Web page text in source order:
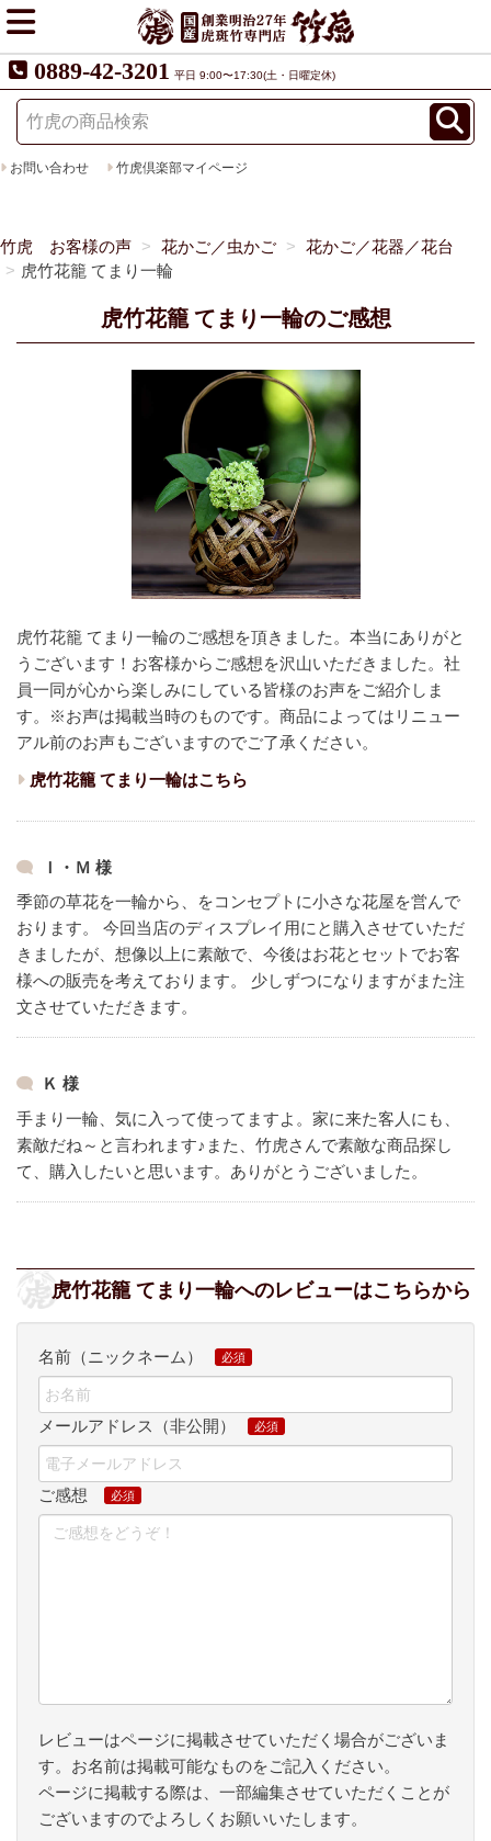
0889-42-3201 平日 9:00〜17:30(土・日曜定休)
お問い合わせ 竹虎倶楽部マイページ
竹虎 お客様の声 花かご／虫かご
花かご／花器／花台
虎竹花籠 てまり一輪
虎竹花籠 てまり一輪のご感想
虎竹花籠 てまり一輪のご感想を頂きました。本当にありがと
うございます！ お客様からご感想を沢山いただきました。 社
員一同が心から楽しみにしている皆様のお声をご紹介しま
す。
※お声は掲載当時のものです。商品によってはリニュー
アル前のお声もございますのでご了承ください。
虎竹花籠 てまり一輪はこちら
Ｉ・Ｍ 様
季節の草花を一輪から、をコンセプトに小さな花屋を営んで
おります。
今回当店のディスプレイ用にと購入させていただ
きましたが、想像以上に素敵で、今後はお花とセットでお客
様への販売を考えております。
少しずつになりますがまた注
文させていただきます。
Ｋ 様
手まり一輪、気に入って使ってますよ。 家に来た客人にも、
素敵だね～と言われます♪ また、竹虎さんで素敵な商品探し
て、購入したいと思います。 ありがとうございました。
虎竹花籠 てまり一輪へのレビューはこちらから
名前（ニックネーム）
メールアドレス（非公開）
ご感想
レビューはページに掲載させていただく場合がございま
す。お名前は掲載可能なものをご記入ください。
ページに掲載する際は、一部編集させていただくことが
ございますのでよろしくお願いいたします。